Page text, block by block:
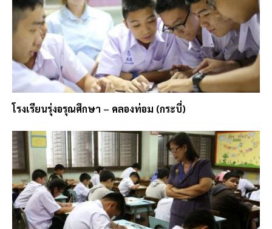
โรงเรียนรุ่งอรุณศึกษา – คลองท่อม (กระบี่)